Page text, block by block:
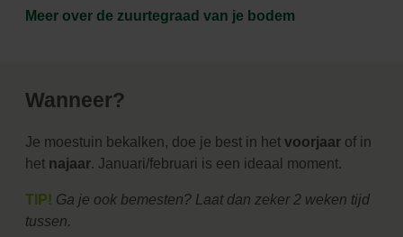
Meer over de zuurtegraad van je bodem
Wanneer?
Je moestuin bekalken, doe je best in het voorjaar of in
het najaar. Januari/februari is een ideaal moment.
TIP! Ga je ook bemesten? Laat dan zeker 2 weken tijd
tussen.